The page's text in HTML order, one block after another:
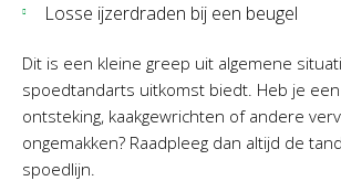
Losse ijzerdraden bij een beugel
Dit is een kleine greep uit algemene
spoedtandarts uitkomst biedt. Heb je
ontsteking, kaakgewrichten of andere
ongemakken? Raadpleeg dan altijd de
spoedlijn.